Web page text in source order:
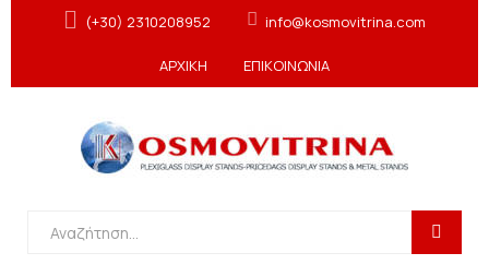
(+30) 2310208952 info@kosmovitrina.com
ΑΡΧΙΚΗ ΕΠΙΚΟΙΝΩΝΙΑ